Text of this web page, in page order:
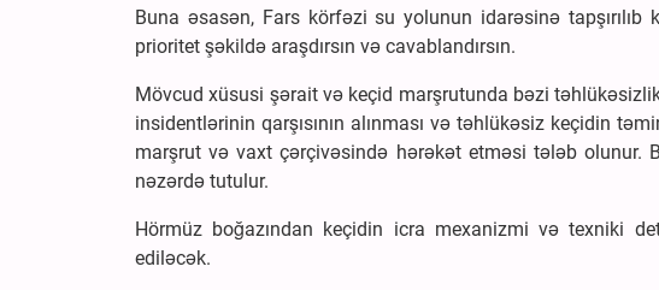
Buna əsasən, Fars körfəzi su yolunun idarəsinə
prioritet şəkildə araşdırsın və cavablandırsın.
Mövcud xüsusi şərait və keçid marşrutunda bəzi
insidentlərinin qarşısının alınması və təhlükəsiz keçidin
marşrut və vaxt çərçivəsində hərəkət etməsi tələb olunur.
nəzərdə tutulur.
Hörmüz boğazından keçidin icra mexanizmi və texniki
ediləcək.